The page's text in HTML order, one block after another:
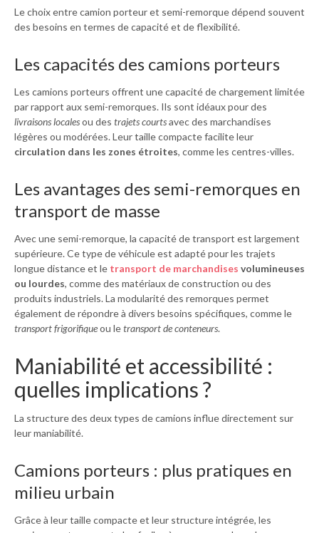
Le choix entre camion porteur et semi-remorque dépend souvent
des besoins en termes de capacité et de flexibilité.
Les capacités des camions porteurs
Les camions porteurs offrent une capacité de chargement limitée
par rapport aux semi-remorques. Ils sont idéaux pour des
livraisons localesou des trajets courtsavec des marchandises
légères ou modérées. Leur taille compacte facilite leur
circulation dans les zones étroites, comme les centres-villes.
Les avantages des semi-remorques en
transport de masse
Avec une semi-remorque, la capacité de transport est largement
supérieure. Ce type de véhicule est adapté pour les trajets
longue distance et le transport de marchandises volumineuses
ou lourdes, comme des matériaux de construction ou des
produits industriels. La modularité des remorques permet
également de répondre à divers besoins spécifiques, comme le
transport frigorifiqueou letransport de conteneurs.
Maniabilité et accessibilité :
quelles implications ?
La structure des deux types de camions influe directement sur
leur maniabilité.
Camions porteurs : plus pratiques en
milieu urbain
Grâce à leur taille compacte et leur structure intégrée, les